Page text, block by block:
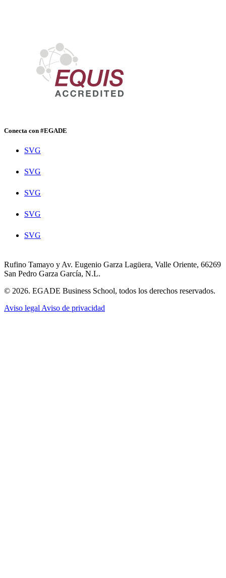
Conecta con #EGADE
SVG
SVG
SVG
SVG
SVG
Rufino Tamayo y Av. Eugenio Garza Lagüera, Valle Oriente, 66269
San Pedro Garza García, N.L.
© 2026. EGADE Business School, todos los derechos reservados.
Aviso legal Aviso de privacidad